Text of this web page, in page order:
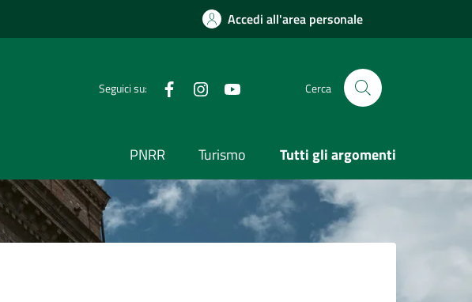
Accedi all'area personale
Seguici su: Visita la nostra pagina Facebook
Segui il nostro profilo su Instagram
Visita il nostro canale YouTube
Cerca
PNRR Turismo Tutti gli argomenti